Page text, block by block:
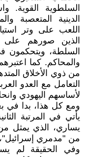
السلطوية القوية.
الدينية المتعصبة
اللعب على وتر
الذين صورهم على
السلطة، ويتحكمون
والمحاكم. كما
من ذوي الأخلاق
التعامل مع العدو
لأساسهم اليهودي
ومع كل هذا، بدا في
يأتي في المرتبة
يساري، الذي يمثل
من "مدمري
وفي الحقيقة لم